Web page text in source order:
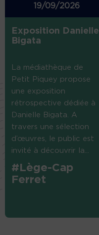
19/09/2026
Exposition Danielle
Bigata
La médiathèque de
Petit Piquey propose
une exposition
rétrospective dédiée à
Danielle Bigata. A
travers une sélection
d’œuvres, le public est
invité à découvrir la...
#Lège-Cap
Ferret